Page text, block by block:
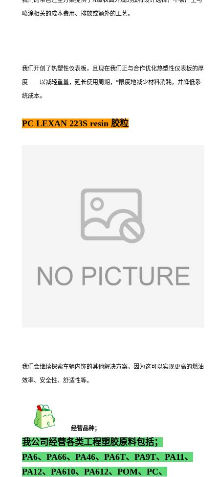
喷涂相关的成本费用、排放或额外的工艺。
我们开创了热塑性仪表板，且现在我们正与合作优化热塑性仪表板的厚
度——以减轻重量，延长使用周期，*限度地减少材料消耗，并降低系
统成本。
PC LEXAN 223S resin 胶粒
我们会继续探索车辆内饰的其他解决方案，因为这可以实现更高的燃油
效率、安全性、舒适性等。
经营品种；
我公司经营各类工程塑胶原料包括；
PA6、PA66、PA46、PA6T、PA9T、PA11、
PA12、PA610、PA612、POM、PC、